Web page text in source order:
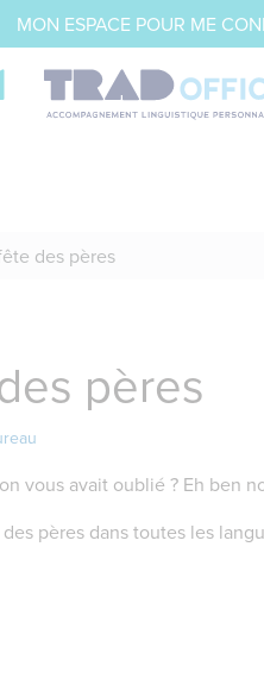
MON ESPACE POUR ME
des pères
pères
vous avait oublié ? Eh ben
pères dans toutes les